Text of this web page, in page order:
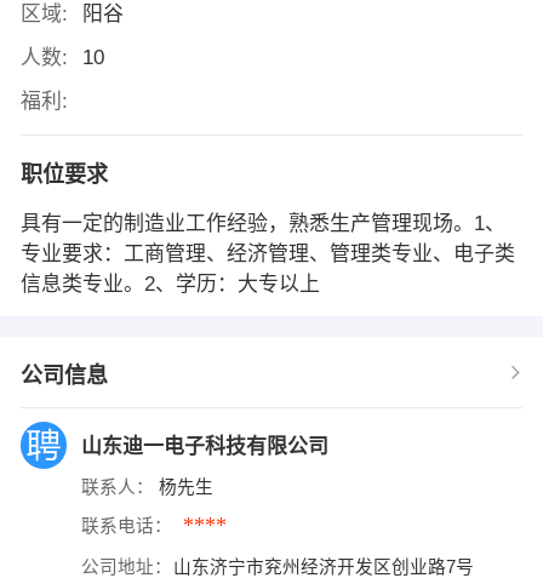
区域:
阳谷
人数:
10
福利:
职位要求
具有一定的制造业工作经验，熟悉生产管理现场。1、
专业要求：工商管理、经济管理、管理类专业、电子类
信息类专业。2、学历：大专以上
公司信息
山东迪一电子科技有限公司
联系人： 杨先生
联系电话： ****
公司地址： 山东济宁市兖州经济开发区创业路7号